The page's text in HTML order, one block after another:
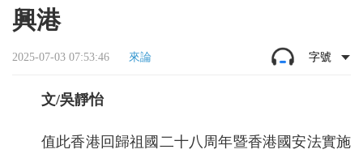
興港
2025-07-03 07:53:46 來論 字號
文/吳靜怡
值此香港回歸祖國二十八周年暨香港國安法實施